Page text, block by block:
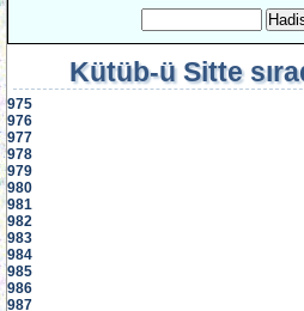
Kütüb-ü Sitte
975
976
977
978
979
980
981
982
983
984
985
986
987